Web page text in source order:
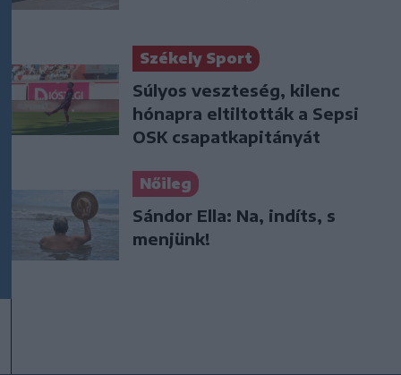
Székely Sport
Súlyos veszteség, kilenc
hónapra eltiltották a Sepsi
OSK csapatkapitányát
Nőileg
Sándor Ella: Na, indíts, s
menjünk!